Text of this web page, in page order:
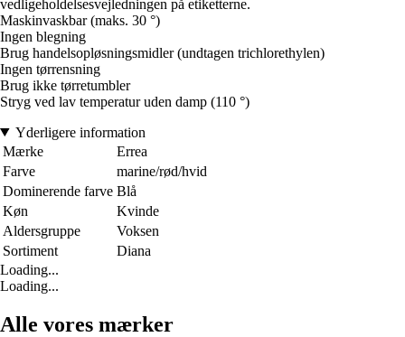
vedligeholdelsesvejledningen på etiketterne.
Maskinvaskbar (maks. 30 °)
Ingen blegning
Brug handelsopløsningsmidler (undtagen trichlorethylen)
Ingen tørrensning
Brug ikke tørretumbler
Stryg ved lav temperatur uden damp (110 °)
Yderligere information
Mærke
Errea
Farve
marine/rød/hvid
Dominerende farve Blå
Køn
Kvinde
Aldersgruppe
Voksen
Sortiment
Diana
Loading...
Loading...
Alle vores mærker